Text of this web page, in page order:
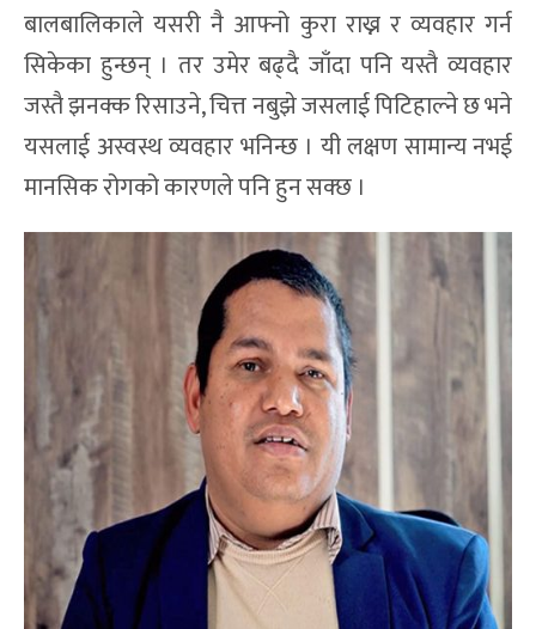
बालबालिकाले यसरी नै आफ्नो कुरा राख्न र व्यवहार गर्न
सिकेका हुन्छन् । तर उमेर बढ्दै जाँदा पनि यस्तै व्यवहार
जस्तै झनक्क रिसाउने, चित्त नबुझे जसलाई पिटिहाल्ने छ भने
यसलाई अस्वस्थ व्यवहार भनिन्छ । यी लक्षण सामान्य नभई
मानसिक रोगको कारणले पनि हुन सक्छ ।